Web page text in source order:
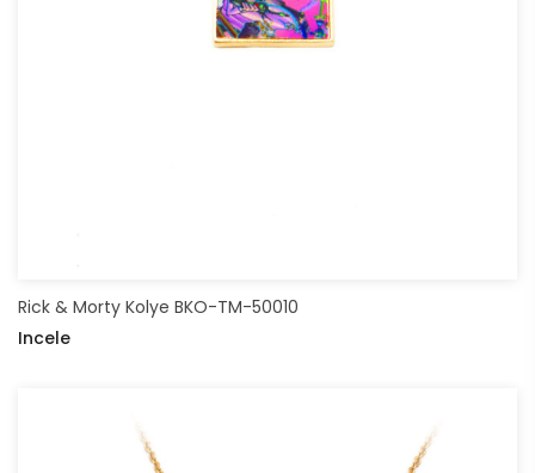
Rick & Morty Kolye BKO-TM-50010
Incele